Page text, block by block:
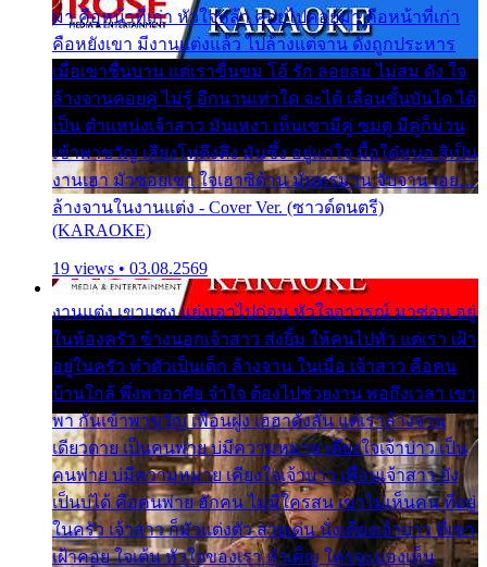
มา คือหน้าที่เก่า หัวใจหล้า คอยไปคอยมา คือหน้าที่เก่า
คือหยังเขา มีงานแต่งแล้ว ไปล้างแต่จาน ดั่งถูกประหาร
เมื่อเขาชื่นบาน แต่เราขื่นขม โอ้ รัก ลอยลม ไม่สม ดัง ใจ
ล้างจานคอยคู่ ไม่รู้ อีกนานเท่าใด จะได้ เลื่อนขั้นบันได ได้
เป็น ตำแหน่งเจ้าสาว มันเหงา เห็นเขามีคู่ ซมดู มีคู่ก็ม่วน
เข้าพาขวัญ เสียงโห่ตึงตึง มันซึ้ง อยู่แก่ใจ มื้อใด๋หนอ สิเป็น
งานเฮา มัวซอยเขา ใจเฮาซิด้าน มันทรมาน จับจาน เอย…
ล้างจานในงานแต่ง - Cover Ver. (ซาวด์ดนตรี)
(KARAOKE)
19 views • 03.08.2569
งานแต่ง เขาแซง แย่งเอาไปก่อน หัวใจอาวรณ์ มาซ่อน อยู่
ในห้องครัว ข้างนอกเจ้าสาว ส่งยิ้ม ให้คนไปทั่ว แต่เรา เฝ้า
อยู่ในครัว ทำตัวเป็นเด็ก ล้างจาน ในเมื่อ เจ้าสาว คือคน
บ้านใกล้ พึ่งพาอาศัย จำใจ ต้องไปช่วยงาน พอถึงเวลา เขา
พา กันเข้าพาขวัญ เพื่อนฝูง เฮฮาดังลั่น แต่เราล้างจาน
เดียวดาย เป็นคนพ่าย บ่มีความหมาย เคียงใจเจ้าบ่าว เป็น
คนพ่าย บ่มีความหมาย เคียงใจเจ้าบ่าว เพื่อนเจ้าสาว ยัง
เป็นบ่ได้ คือคนพ่าย ฮักคน ไม่มีใครสน เขาไม่เห็นคน ที่อยู่
ในครัว เจ้าสาว ก็มัวแต่งตัว สวยเด่น นั่งเคียงเจ้าบ่าว ที่เขา
เฝ้าคอย ใจเต้น หัวใจของเรา ลำเค็ญ ใครจะมองเห็น